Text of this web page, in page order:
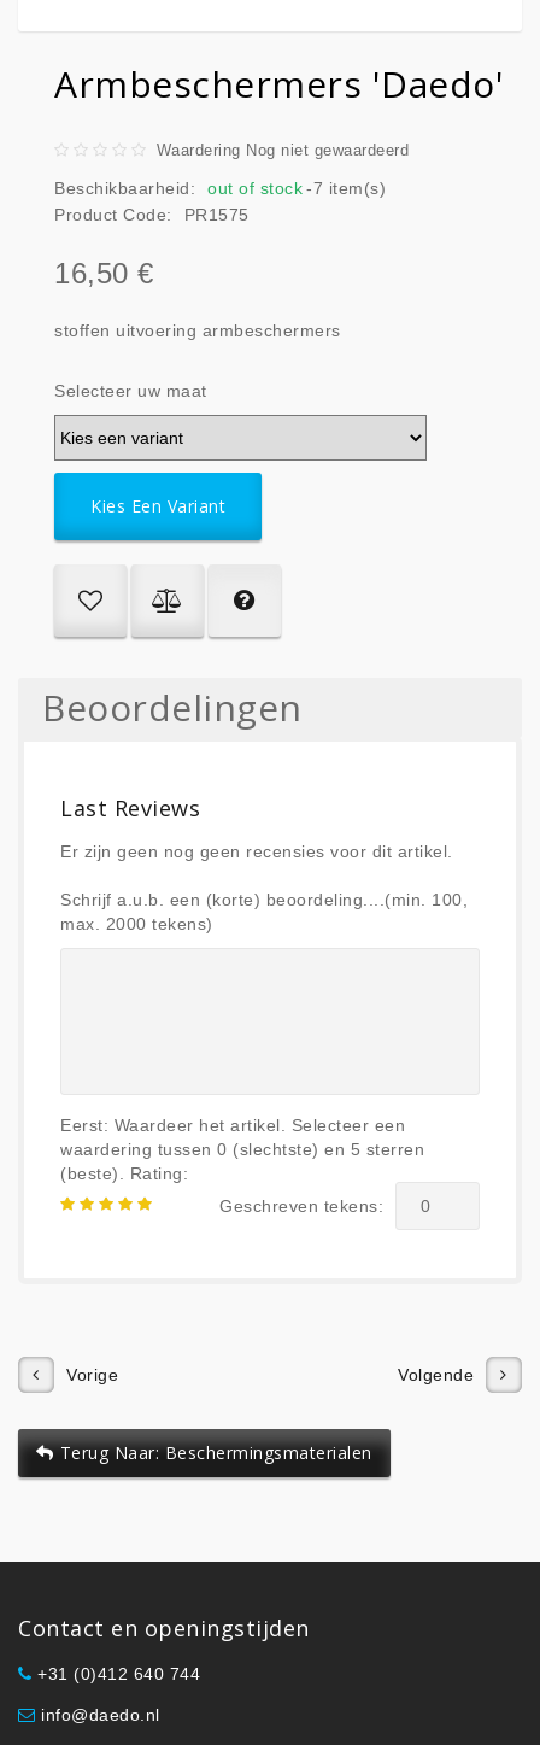
Armbeschermers 'Daedo'
Waardering Nog niet gewaardeerd
Beschikbaarheid: out of stock-7 item(s)
Product Code:
PR1575
16,50 €
stoffen uitvoering armbeschermers
Selecteer uw maat
Kies Een Variant
Beoordelingen
Last Reviews
Er zijn geen nog geen recensies voor dit artikel.
Schrijf a.u.b. een (korte) beoordeling....(min. 100,
max. 2000 tekens)
Eerst: Waardeer het artikel. Selecteer een
waardering tussen 0 (slechtste) en 5 sterren
(beste). Rating:
Geschreven tekens:
Volgende
Vorige
Terug Naar: Beschermingsmaterialen
Contact en openingstijden
+31 (0)412 640 744
info@daedo.nl